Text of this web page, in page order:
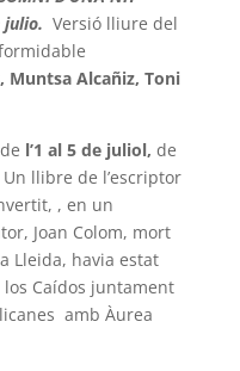
julio. Versió lliure del
Muntsa Alcañiz, Toni
l’1 al 5 de juliol, de
Un llibre de l’escriptor
, en un
Joan Colom, mort
Lleida, havia estat
los Caídos juntament
amb Àurea